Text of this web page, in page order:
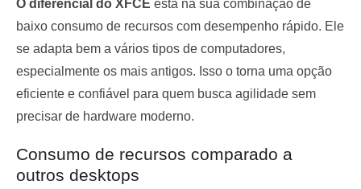
O diferencial do XFCE está na sua combinação de
baixo consumo de recursos com desempenho rápido. Ele
se adapta bem a vários tipos de computadores,
especialmente os mais antigos. Isso o torna uma opção
eficiente e confiável para quem busca agilidade sem
precisar de hardware moderno.
Consumo de recursos comparado a
outros desktops